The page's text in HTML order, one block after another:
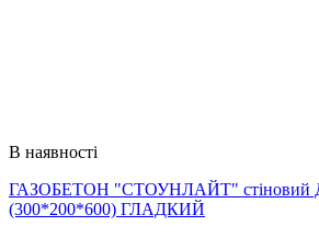
В наявності
ГАЗОБЕТОН "СТОУНЛАЙТ" стіновий
(300*200*600) ГЛАДКИЙ